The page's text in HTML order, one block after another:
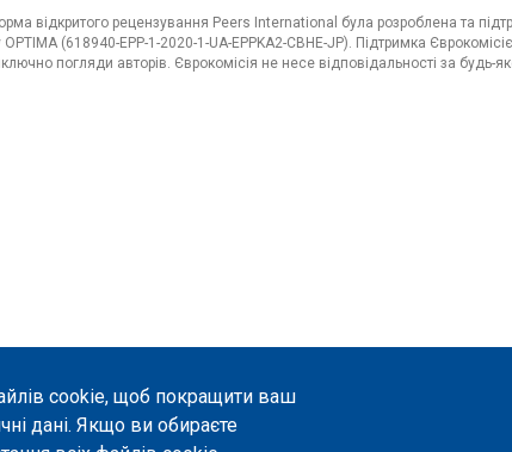
cookie, щоб покращити ваш
дані. Якщо ви обираєте
відкритого рецензування Peers International була розроблена та
(618940-EPP-1-2020-1-UA-EPPKA2-CBHE-JP). Підтримка
погляди авторів. Єврокомісія не несе відповідальності за будь-